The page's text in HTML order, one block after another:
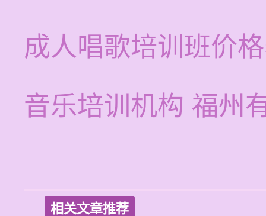
成人唱歌培训班价
音乐培训机构 福州
相关文章推荐